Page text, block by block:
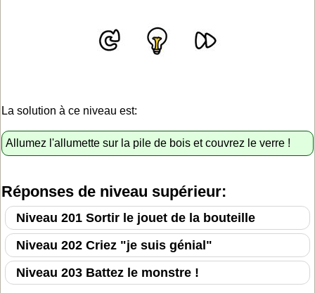
La solution à ce niveau est:
Allumez l'allumette sur la pile de bois et couvrez le verre !
Réponses de niveau supérieur:
Niveau 201 Sortir le jouet de la bouteille
Niveau 202 Criez "je suis génial"
Niveau 203 Battez le monstre !